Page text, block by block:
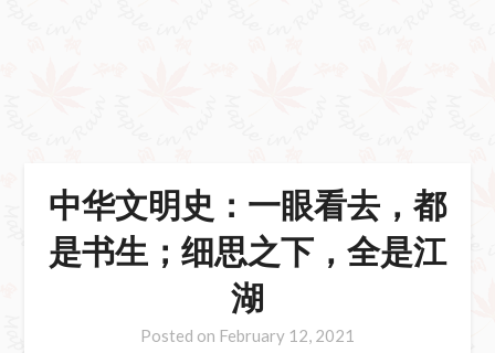
中华文明史：一眼看去，都
是书生；细思之下，全是江
湖
Posted on February 12, 2021